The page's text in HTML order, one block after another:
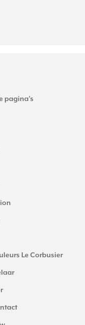
pagina's
Le Corbusier